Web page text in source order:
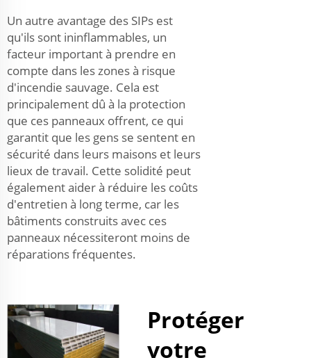
Un autre avantage des SIPs est
qu'ils sont ininflammables, un
facteur important à prendre en
compte dans les zones à risque
d'incendie sauvage. Cela est
principalement dû à la protection
que ces panneaux offrent, ce qui
garantit que les gens se sentent en
sécurité dans leurs maisons et leurs
lieux de travail. Cette solidité peut
également aider à réduire les coûts
d'entretien à long terme, car les
bâtiments construits avec ces
panneaux nécessiteront moins de
réparations fréquentes.
Protéger
votre